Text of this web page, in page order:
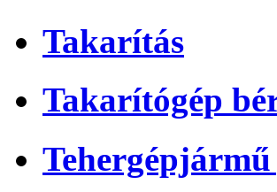
Takarítás
Takarítógép